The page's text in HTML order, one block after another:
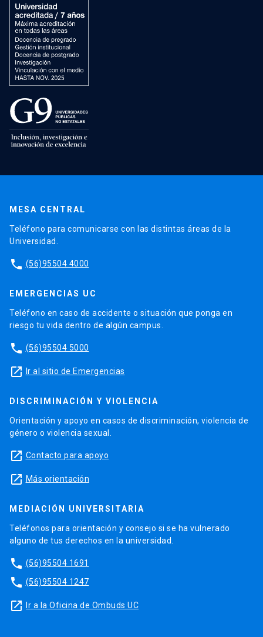
MESA CENTRAL
Teléfono para comunicarse con las distintas áreas de la
Universidad.
phone (56)95504 4000
EMERGENCIAS UC
Teléfono en caso de accidente o situación que ponga en
riesgo tu vida dentro de algún campus.
phone (56)95504 5000
launch Ir al sitio de Emergencias
DISCRIMINACIÓN Y VIOLENCIA
Orientación y apoyo en casos de discriminación, violencia de
género o violencia sexual.
launch Contacto para apoyo
launch Más orientación
MEDIACIÓN UNIVERSITARIA
Teléfonos para orientación y consejo si se ha vulnerado
alguno de tus derechos en la universidad.
phone (56)95504 1691
phone (56)95504 1247
launch Ir a la Oficina de Ombuds UC